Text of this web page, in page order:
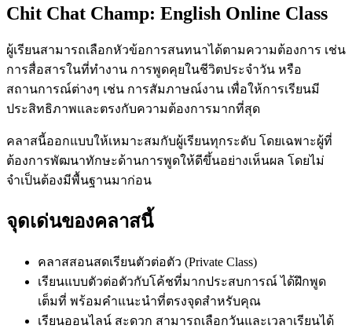
Chit Chat Champ: English Online Class
ผู้เรียนสามารถเลือกหัวข้อการสนทนาได้ตามความต้องการ เช่น
การสื่อสารในที่ทำงาน การพูดคุยในชีวิตประจำวัน หรือ
สถานการณ์ต่างๆ เช่น การสัมภาษณ์งาน เพื่อให้การเรียนมี
ประสิทธิภาพและตรงกับความต้องการมากที่สุด
คลาสนี้ออกแบบให้เหมาะสมกับผู้เรียนทุกระดับ โดยเฉพาะผู้ที่
ต้องการพัฒนาทักษะด้านการพูดให้ดีขึ้นอย่างเห็นผล โดยไม่
จำเป็นต้องมีพื้นฐานมาก่อน
จุดเด่นของคลาสนี้
คลาสสอนสดเรียนตัวต่อตัว (Private Class)
เรียนแบบตัวต่อตัวกับโค้ชที่มากประสบการณ์ ได้ฝึกพูด
เต็มที่ พร้อมคำแนะนำที่ตรงจุดสำหรับคุณ
เรียนออนไลน์ สะดวก สามารถเลือกวันและเวลาเรียนได้